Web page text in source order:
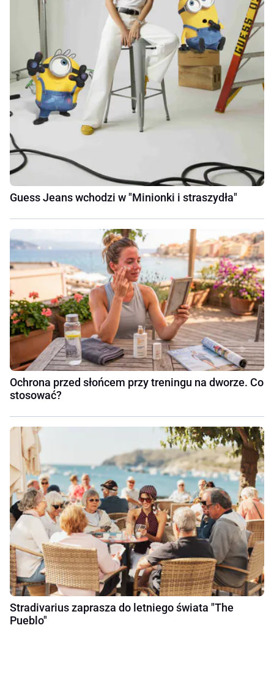
Guess Jeans wchodzi w "Minionki i straszydła"
Ochrona przed słońcem przy treningu na dworze. Co
stosować?
Stradivarius zaprasza do letniego świata "The
Pueblo"